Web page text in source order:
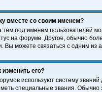
вместе со своим именем?
под именем пользователей
на форуме. Другое, обычно
можете связаться с одним из
изменить его?
используют систему
специальные звания.